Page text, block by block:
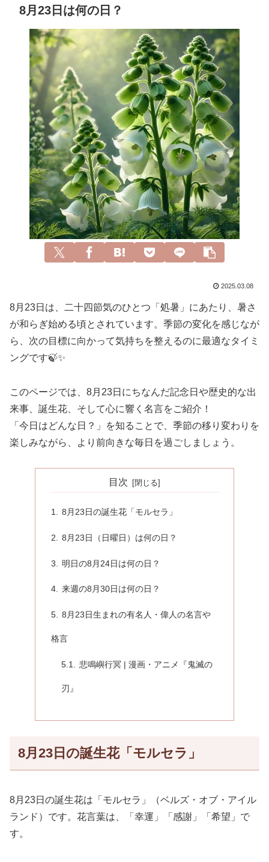
8月23日は何の日？
2025.03.08
8月23日は、二十四節気のひとつ「処暑」にあたり、暑さ
が和らぎ始める頃とされています。季節の変化を感じなが
ら、次の目標に向かって気持ちを整えるのに最適なタイミ
ングです🍃✨
このページでは、8月23日にちなんだ記念日や歴史的な出
来事、誕生花、そして心に響く名言をご紹介！
「今日はどんな日？」を知ることで、季節の移り変わりを
楽しみながら、より前向きな毎日を過ごしましょう。
目次
8月23日の誕生花「モルセラ」
8月23日（日曜日）は何の日？
明日の8月24日は何の日？
来週の8月30日は何の日？
8月23日生まれの有名人・偉人の名言や
格言
悲鳴嶼行冥 | 漫画・アニメ『鬼滅の
刃』
8月23日の誕生花「モルセラ」
8月23日の誕生花は「モルセラ」（ベルズ・オブ・アイル
ランド）です。花言葉は、「幸運」「感謝」「希望」で
す。